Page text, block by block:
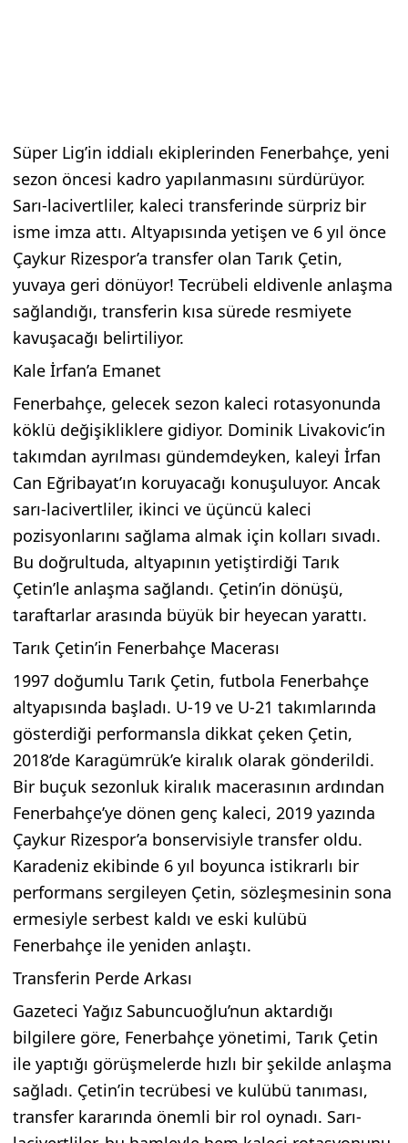
Süper Lig’in iddialı ekiplerinden Fenerbahçe, yeni
sezon öncesi kadro yapılanmasını sürdürüyor.
Sarı-lacivertliler, kaleci transferinde sürpriz bir
isme imza attı. Altyapısında yetişen ve 6 yıl önce
Çaykur Rizespor’a transfer olan Tarık Çetin,
yuvaya geri dönüyor! Tecrübeli eldivenle anlaşma
sağlandığı, transferin kısa sürede resmiyete
kavuşacağı belirtiliyor.
Kale İrfan’a Emanet
Fenerbahçe, gelecek sezon kaleci rotasyonunda
köklü değişikliklere gidiyor. Dominik Livakovic’in
takımdan ayrılması gündemdeyken, kaleyi İrfan
Can Eğribayat’ın koruyacağı konuşuluyor. Ancak
sarı-lacivertliler, ikinci ve üçüncü kaleci
pozisyonlarını sağlama almak için kolları sıvadı.
Bu doğrultuda, altyapının yetiştirdiği Tarık
Çetin’le anlaşma sağlandı. Çetin’in dönüşü,
taraftarlar arasında büyük bir heyecan yarattı.
Tarık Çetin’in Fenerbahçe Macerası
1997 doğumlu Tarık Çetin, futbola Fenerbahçe
altyapısında başladı. U-19 ve U-21 takımlarında
gösterdiği performansla dikkat çeken Çetin,
2018’de Karagümrük’e kiralık olarak gönderildi.
Bir buçuk sezonluk kiralık macerasının ardından
Fenerbahçe’ye dönen genç kaleci, 2019 yazında
Çaykur Rizespor’a bonservisiyle transfer oldu.
Karadeniz ekibinde 6 yıl boyunca istikrarlı bir
performans sergileyen Çetin, sözleşmesinin sona
ermesiyle serbest kaldı ve eski kulübü
Fenerbahçe ile yeniden anlaştı.
Transferin Perde Arkası
Gazeteci Yağız Sabuncuoğlu’nun aktardığı
bilgilere göre, Fenerbahçe yönetimi, Tarık Çetin
ile yaptığı görüşmelerde hızlı bir şekilde anlaşma
sağladı. Çetin’in tecrübesi ve kulübü tanıması,
transfer kararında önemli bir rol oynadı. Sarı-